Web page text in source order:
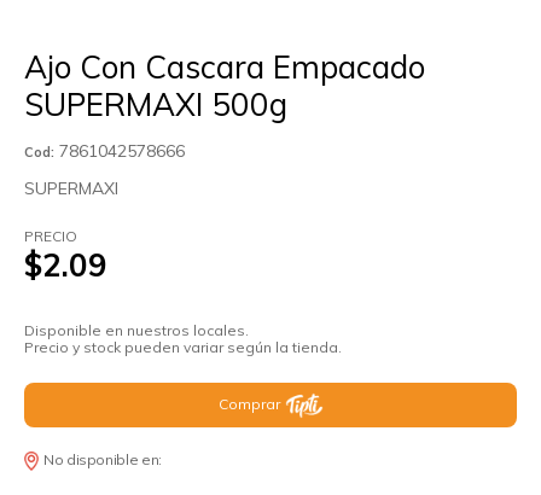
Ajo Con Cascara Empacado
SUPERMAXI 500g
Cod: 7861042578666
SUPERMAXI
PRECIO
$2.09
Disponible en nuestros locales.
Precio y stock pueden variar según la tienda.
Comprar
No disponible en: